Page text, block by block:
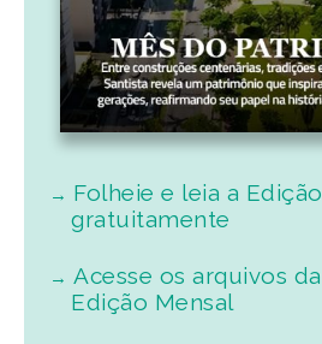
Folheie e leia a
gratuitamente
Acesse os arquivos da
Edição Mensal